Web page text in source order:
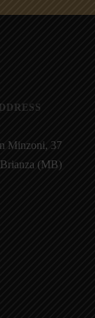
Minzoni, 37
(MB)